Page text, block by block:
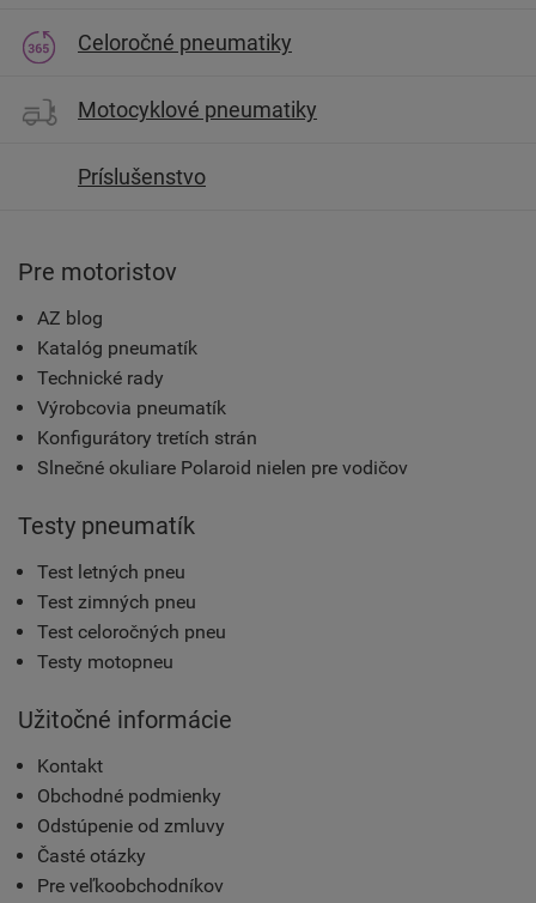
Celoročné pneumatiky
Motocyklové pneumatiky
Príslušenstvo
Pre motoristov
AZ blog
Katalóg pneumatík
Technické rady
Výrobcovia pneumatík
Konfigurátory tretích strán
Slnečné okuliare Polaroid nielen pre vodičov
Testy pneumatík
Test letných pneu
Test zimných pneu
Test celoročných pneu
Testy motopneu
Užitočné informácie
Kontakt
Obchodné podmienky
Odstúpenie od zmluvy
Časté otázky
Pre veľkoobchodníkov